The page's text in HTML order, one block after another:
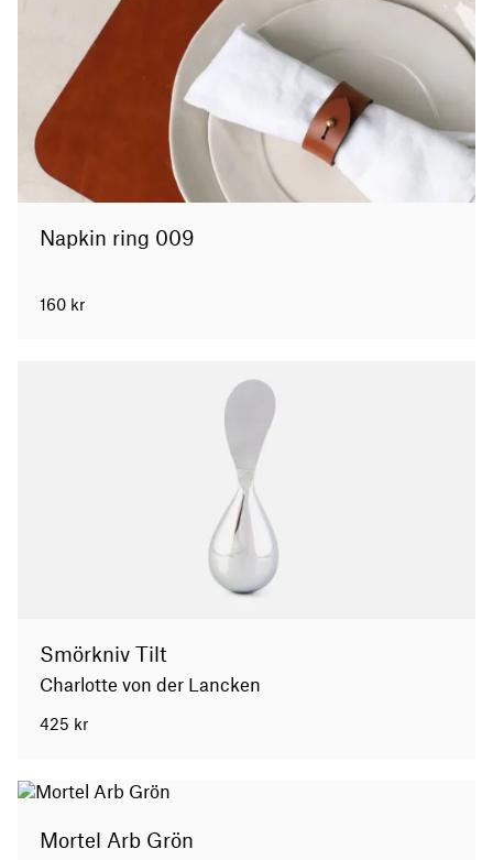
Napkin ring 009
160 kr
Smörkniv Tilt
Charlotte von der Lancken
425 kr
Mortel Arb Grön